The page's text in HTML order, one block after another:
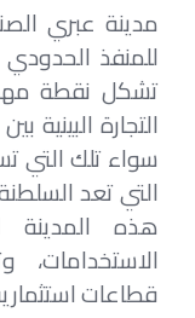
مدينة عبري
للمنفذ
تشكل نقطة
التجارة البينية
سواء تلك التي
التي تعد
هذه المدينة
قطاعات